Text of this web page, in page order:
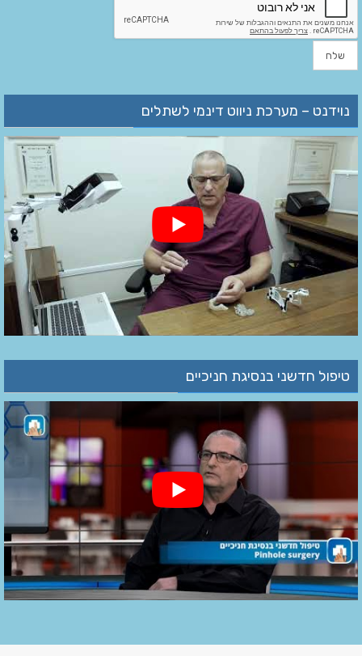
נוידנט – מערכת ניווט דינמי לשתלים
טיפול חדשני בנסיגת חניכיים